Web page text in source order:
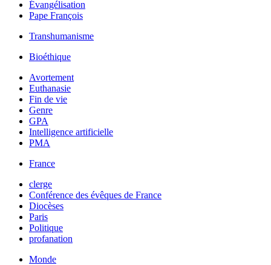
Évangélisation
Pape François
Transhumanisme
Bioéthique
Avortement
Euthanasie
Fin de vie
Genre
GPA
Intelligence artificielle
PMA
France
clerge
Conférence des évêques de France
Diocèses
Paris
Politique
profanation
Monde